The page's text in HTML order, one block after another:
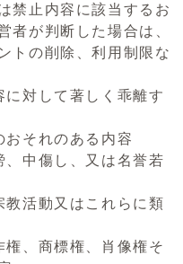
禁止内容に該当するお
者が判断した場合は、
トの削除、利用制限な
に対して著しく乖離す
おそれのある内容
、中傷し、又は名誉若
教活動又はこれらに類
権、商標権、肖像権そ